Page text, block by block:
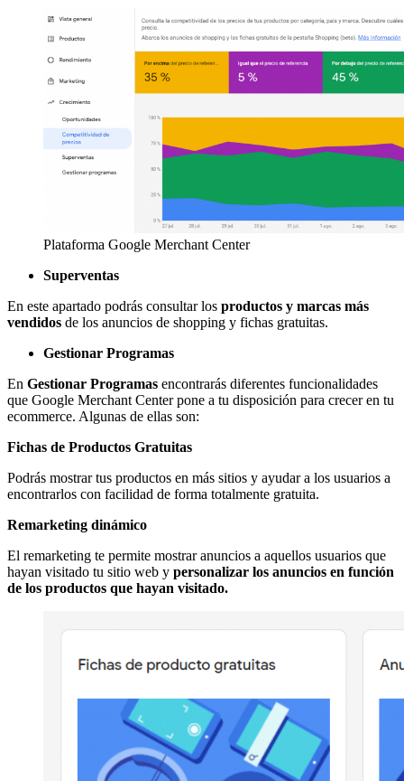
Plataforma Google Merchant Center
Superventas
En este apartado podrás consultar los productos y marcas más
vendidos de los anuncios de shopping y fichas gratuitas.
Gestionar Programas
En Gestionar Programas encontrarás diferentes funcionalidades
que Google Merchant Center pone a tu disposición para crecer en tu
ecommerce. Algunas de ellas son:
Fichas de Productos Gratuitas
Podrás mostrar tus productos en más sitios y ayudar a los usuarios a
encontrarlos con facilidad de forma totalmente gratuita.
Remarketing dinámico
El remarketing te permite mostrar anuncios a aquellos usuarios que
hayan visitado tu sitio web y personalizar los anuncios en función
de los productos que hayan visitado.